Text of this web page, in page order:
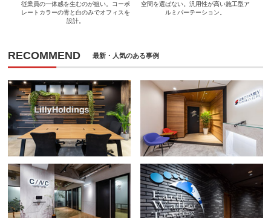
従業員の一体感を生むのが狙い。コーポ
レートカラーの青と白のみでオフィスを
設計。
空間を選ばない。汎用性が高い施工型ア
ルミパーテーション。
RECOMMEND 最新・人気のある事例